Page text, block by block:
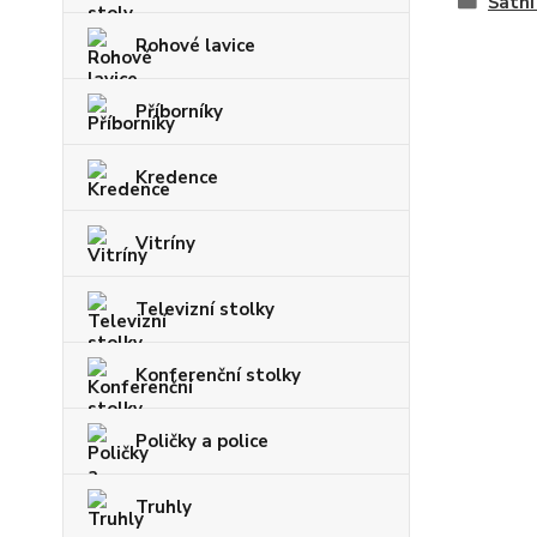
Rohové lavice
Příborníky
Kredence
Vitríny
Televizní stolky
Konferenční stolky
Poličky a police
Truhly